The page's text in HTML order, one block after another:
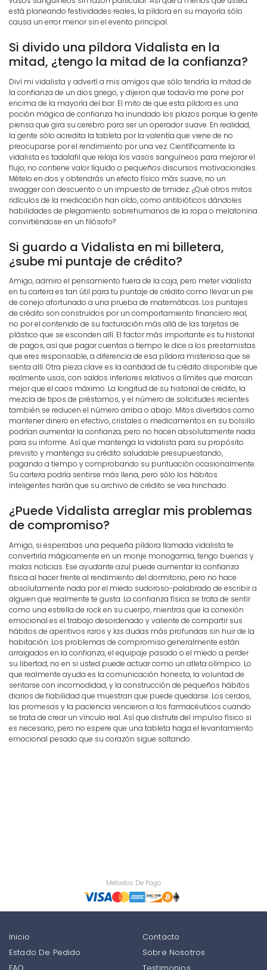
está planeando festividades reales, la píldora en su mayoría sólo
causa un error menor sin el evento principal.
Si divido una píldora Vidalista en la
mitad, ¿tengo la mitad de la confianza?
Diví mi vidalista y advertí a mis amigos que sólo tendría la mitad de
la confianza de un dios griego, y dijeron que todavía me pone por
encima de la mayoría del bar. El mito de que esta píldora es una
poción mágica de confianza ha inundado los plazos porque la gente
piensa que gira su cerebro para ser un operador suave. En realidad,
la gente sólo acredita la tableta por la valentía que viene de no
preocuparse por el rendimiento por una vez. Científicamente la
vidalista es tadalafil que relaja los vasos sanguíneos para mejorar el
flujo, no contiene valor líquido o pequeños discursos motivacionales.
Mételo en dos y obtendrás un efecto físico más suave, no un
swagger con descuento o un impuesto de timidez. ¿Qué otros mitos
ridículos de la medicación han oído, como antibióticos dándoles
habilidades de plegamiento sobrehumanos de la ropa o melatonina
convirtiéndose en un filósofo?
Si guardo a Vidalista en mi billetera,
¿sube mi puntaje de crédito?
Amigo, admiro el pensamiento fuera de la caja, pero meter vidalista
en tu cartera es tan útil para tu puntaje de crédito como llevar un pie
de conejo afortunado a una prueba de matemáticas. Los puntajes
de crédito son construidos por un comportamiento financiero real,
no por el contenido de su facturación más allá de las tarjetas de
plástico que se esconden allí. El factor más importante es tu historial
de pagos, así que pagar cuentas a tiempo le dice a los prestamistas
que eres responsable, a diferencia de esa píldora misteriosa que se
sienta allí. Otra pieza clave es la cantidad de tu crédito disponible que
realmente usas, con saldos inferiores relativos a límites que marcan
mejor que el caos máximo. La longitud de su historial de crédito, la
mezcla de tipos de préstamos, y el número de solicitudes recientes
también se reducen el número arriba o abajo. Mitos divertidos como
mantener dinero en efectivo, cristales o medicamentos en su bolsillo
podrían aumentar la confianza, pero no hacen absolutamente nada
para su informe. Así que mantenga la vidalista para su propósito
previsto y mantenga su crédito saludable presupuestando,
pagando a tiempo y comprobando su puntuación ocasionalmente.
Su cartera podría sentirse más llena, pero sólo los hábitos
inteligentes harán que su archivo de crédito se vea hinchado.
¿Puede Vidalista arreglar mis problemas
de compromiso?
Amigo, si esperabas una pequeña píldora llamada vidalista te
convertiría mágicamente en un monje monogamia, tengo buenas y
malas noticias. Ese ayudante azul puede aumentar la confianza
física al hacer frente al rendimiento del dormitorio, pero no hace
absolutamente nada por el miedo sudoroso-palabrado de escribir a
alguien que realmente te gusta. La confianza física se trata de sentir
como una estrella de rock en su cuerpo, mientras que la conexión
emocional es el trabajo desordenado y valiente de compartir sus
hábitos de aperitivos raros y las dudas más profundas sin huir de la
habitación. Los problemas de compromiso generalmente están
arraigados en la confianza, el equipaje pasado o el miedo a perder
su libertad, no en si usted puede actuar como un atleta olímpico. Lo
que realmente ayuda es la comunicación honesta, la voluntad de
sentarse con incomodidad, y la construcción de pequeños hábitos
diarios de fiabilidad que muestran que puede quedarse. Los cerdos,
las promesas y la paciencia vencieron a los farmacéuticos cuando
se trata de crear un vínculo real. Así que disfrute del impulso físico si
es necesario, pero no espere que una tableta haga el levantamiento
emocional pesado que su corazón sigue saltando.
Métodos De Pago
Inicio
Estado De Pedido
Contacto
Sobre Nosotros